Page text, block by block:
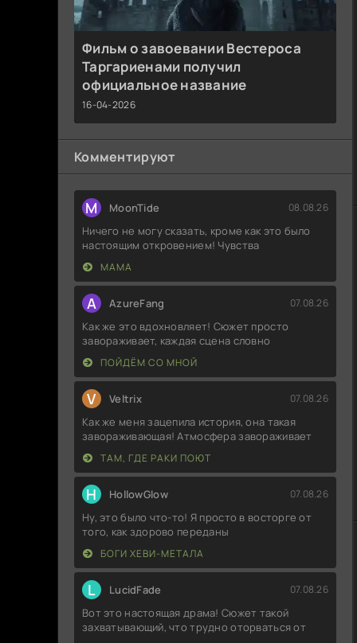
Фильм о завоевании Вестероса
Таргариенами получил
официальное название
16-04-2026
Комментируют
M MoonTide 08.08.26
Ничего не могу сказать, кроме как это было
настоящим откровением! Чувства
МАМА
A AzureFang 07.08.26
Как же это вдохновляет! Сюжет просто
завораживает, каждая сцена словно
ПОЙДЁМ СО МНОЙ
V Veltrix 07.08.26
Как же меня зацепила история, она такая
завораживающая! Атмосфера завораживает
ТАМ, ГДЕ РАКИ ПОЮТ
H HollowGlow 07.08.26
Ну, это было что-то! Я просто в восторге от
того, как здорово переданы
БОГИ ХЕВИ-МЕТАЛА
L LucidFade 07.08.26
Вот это настоящая драма! Сюжет такой
захватывающий, что трудно оторваться от